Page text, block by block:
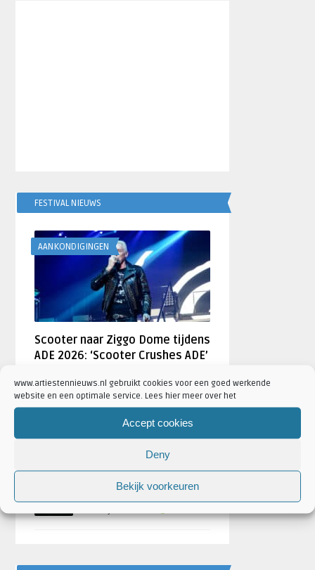
www.artiestennieuws.nl gebruikt cookies voor een goed werkende
website en een optimale service. Lees hier meer over het
Accept cookies
Deny
Bekijk voorkeuren
FESTIVAL NIEUWS
AANKONDIGINGEN
Scooter naar Ziggo Dome tijdens
ADE 2026: ‘Scooter Crushes ADE’
Bulgarije wint Eurovisie
Songfestival 2026,
Festivalseizoen 2026 trapt